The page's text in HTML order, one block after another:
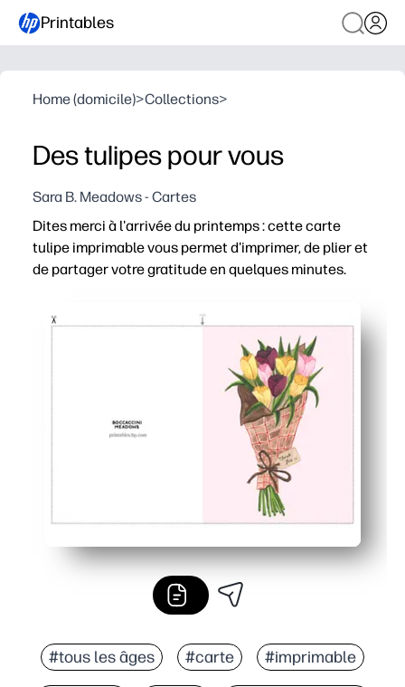
Printables
Home (domicile)>Collections>
Des tulipes pour vous
Sara B. Meadows - Cartes
Dites merci à l'arrivée du printemps : cette carte
tulipe imprimable vous permet d'imprimer, de plier et
de partager votre gratitude en quelques minutes.
Aucune préparation : imprimez sur du papier cartonné
Design raffiné : de joyeuses tulipes donnent à votre
Idéal pour les familles : suffisamment d'espace à
Utilisation flexible : parfaite pour les enseignants, les
#tous les âges #carte #imprimable